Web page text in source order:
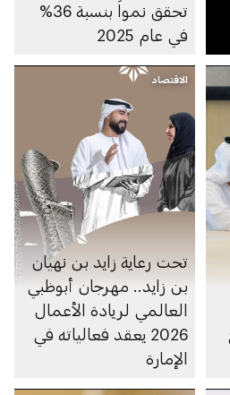
تحقق نمواً بنسبة 36%
في عام 2025
الاقتصاد
تحت رعاية زايد بن نهيان
بن زايد.. مهرجان أبوظبي
العالمي لريادة الأعمال
2026 يعقد فعالياته في
الإمارة